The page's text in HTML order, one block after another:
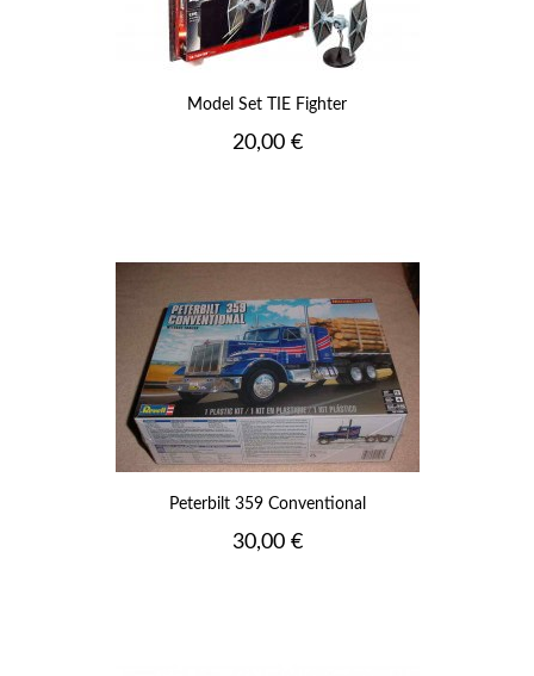
Model Set TIE Fighter
Prix
20,00 €
Peterbilt 359 Conventional
Prix
30,00 €